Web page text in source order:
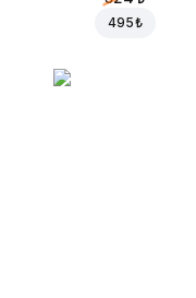
495 ₺